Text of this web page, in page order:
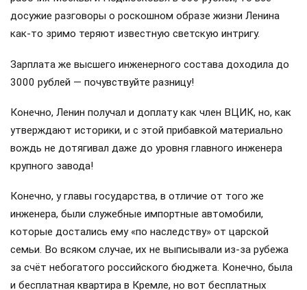
досужие разговоры о роскошном образе жизни Ленина
как-то зримо теряют известную светскую интригу.
Зарплата же высшего инженерного состава доходила до
3000 рублей — почувствуйте разницу!
Конечно, Ленин получал и доплату как член ВЦИК, но, как
утверждают историки, и с этой прибавкой материально
вождь не дотягивал даже до уровня главного инженера
крупного завода!
Конечно, у главы государства, в отличие от того же
инженера, были служебные импортные автомобили,
которые достались ему «по наследству» от царской
семьи. Во всяком случае, их не выписывали из-за рубежа
за счёт небогатого российского бюджета. Конечно, была
и бесплатная квартира в Кремле, но вот бесплатных